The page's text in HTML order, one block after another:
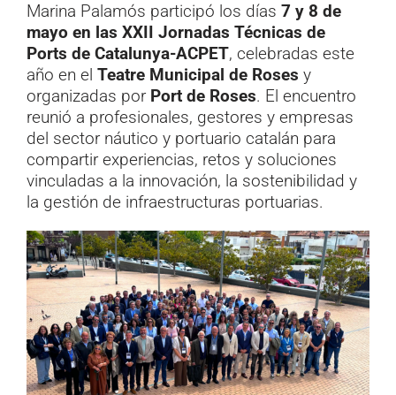
Marina Palamós participó los días 7 y 8 de
mayo en las XXII Jornadas Técnicas de
Ports de Catalunya-ACPET, celebradas este
año en el Teatre Municipal de Roses y
organizadas por Port de Roses. El encuentro
reunió a profesionales, gestores y empresas
del sector náutico y portuario catalán para
compartir experiencias, retos y soluciones
vinculadas a la innovación, la sostenibilidad y
la gestión de infraestructuras portuarias.